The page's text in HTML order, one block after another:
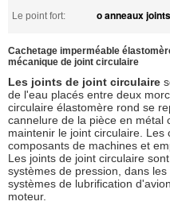
Le point fort:
o anneaux joints
Cachetage imperméable
mécanique de joint circulaire
Les joints de joint circulaire
de l'eau placés entre deux
circulaire élastomère rond se
cannelure de la pièce en métal
maintenir le joint circulaire.
composants de machines et
Les joints de joint circulaire
systèmes de pression, dans
systèmes de lubrification
moteur.